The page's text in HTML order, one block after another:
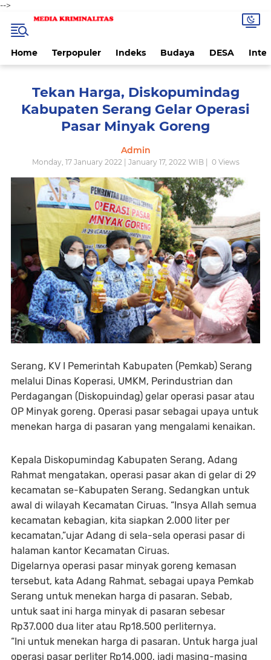
-->
Home Terpopuler Indeks Budaya DESA
Tekan Harga, Diskopumindag
Kabupaten Serang Gelar Operasi
Pasar Minyak Goreng
Admin
Monday, 17 January 2022 | January 17, 2022 WIB | 0Views
Serang, KV I Pemerintah Kabupaten (Pemkab) Serang
melalui Dinas Koperasi, UMKM, Perindustrian dan
Perdagangan (Diskopuindag) gelar operasi pasar atau
OP Minyak goreng. Operasi pasar sebagai upaya untuk
menekan harga di pasaran yang mengalami kenaikan.
Kepala Diskopumindag Kabupaten Serang, Adang
Rahmat mengatakan, operasi pasar akan di gelar di 29
kecamatan se-Kabupaten Serang. Sedangkan untuk
awal di wilayah Kecamatan Ciruas. “Insya Allah semua
kecamatan kebagian, kita siapkan 2.000 liter per
kecamatan,”ujar Adang di sela-sela operasi pasar di
halaman kantor Kecamatan Ciruas.
Digelarnya operasi pasar minyak goreng kemasan
tersebut, kata Adang Rahmat, sebagai upaya Pemkab
Serang untuk menekan harga di pasaran. Sebab,
untuk saat ini harga minyak di pasaran sebesar
Rp37.000 dua liter atau Rp18.500 perliternya.
“Ini untuk menekan harga di pasaran. Untuk harga jual
operasi pasar perliter Rp14.000, jadi masing-masing